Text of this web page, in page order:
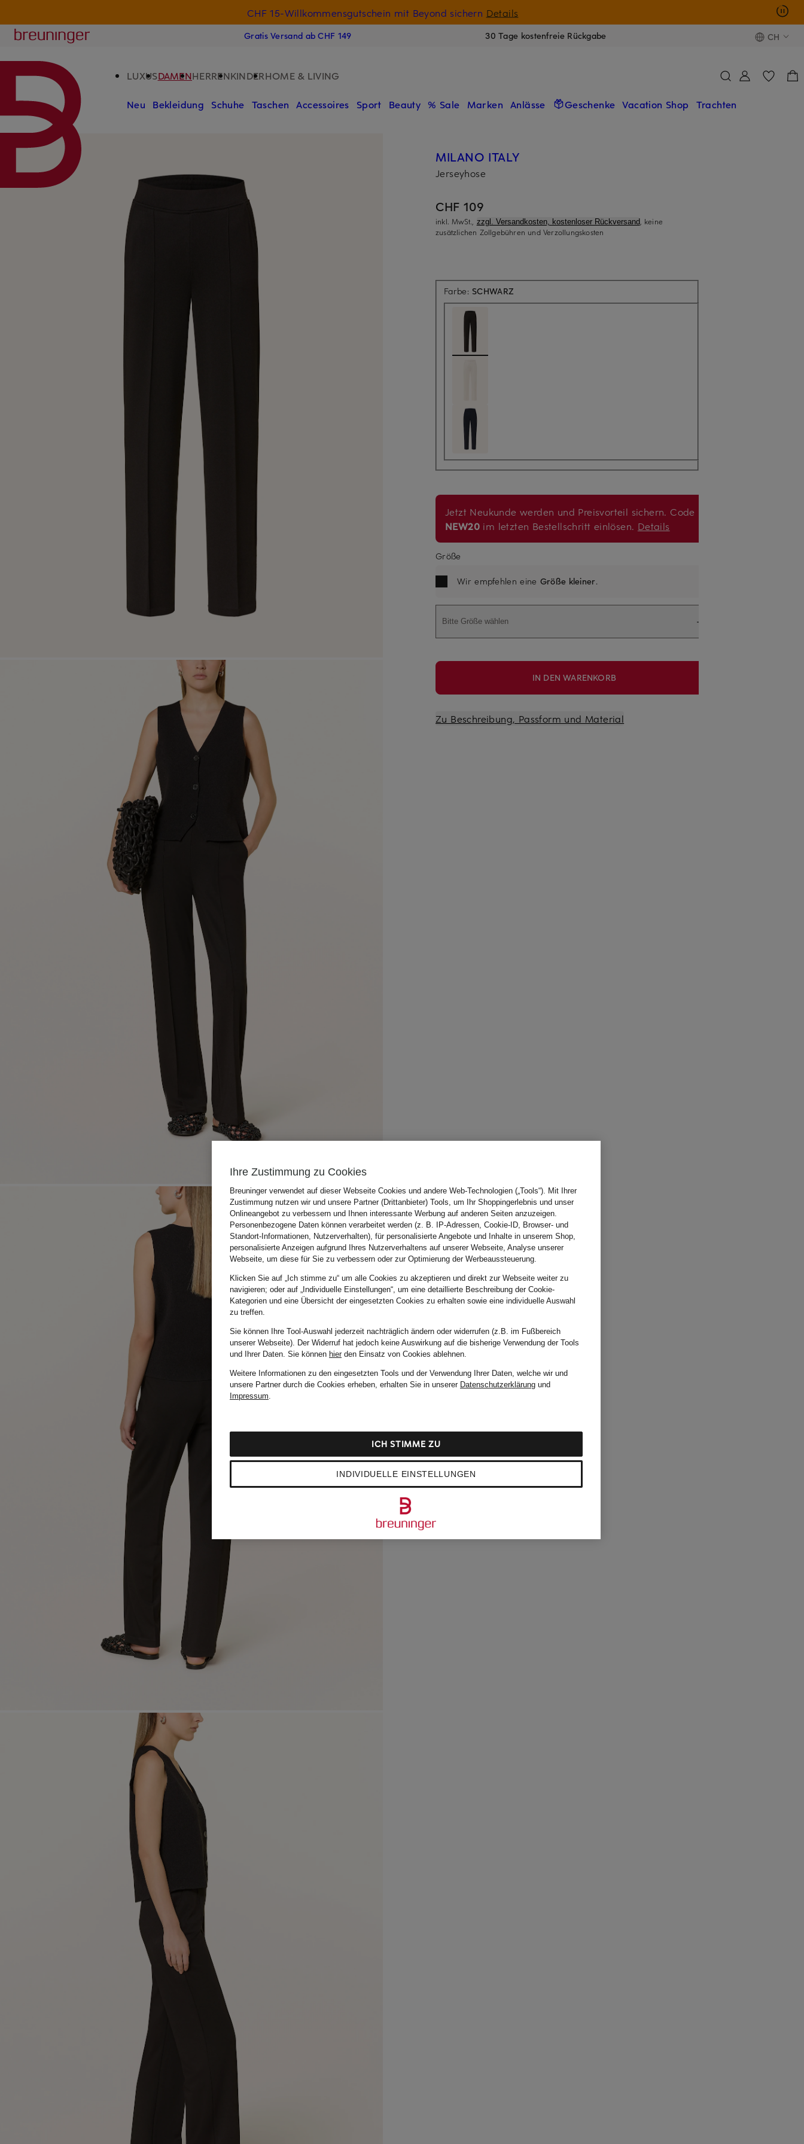
CHF 15-Willkommensgutschein mit Beyond sichern Details
Breuninger
Gratis Versand ab CHF 149 30 Tage kostenfreie Rückgabe CH
LUXUSDAMENHERRENKINDERHOME & LIVING
Neu Bekleidung Schuhe Taschen Accessoires Sport Beauty % Sale Marken Anlässe Geschenke Vacation Shop Trachten
MILANO ITALY
Jerseyhose
CHF 109
inkl. MwSt., zzgl. Versandkosten, kostenloser Rückversand, keine
zusätzlichen Zollgebühren und Verzollungskosten
Farbe: SCHWARZ
Jetzt Neukunde werden und Preisvorteil sichern. Code
NEW20 im letzten Bestellschritt einlösen. Details
Größe
Wir empfehlen eine Größe kleiner.
Bitte Größe wählen
IN DEN WARENKORB
Zu Beschreibung, Passform und Material
Ihre Zustimmung zu Cookies
Breuninger verwendet auf dieser Webseite Cookies und andere Web-Technologien („Tools“). Mit Ihrer
Zustimmung nutzen wir und unsere Partner (Drittanbieter) Tools, um Ihr Shoppingerlebnis und unser
Onlineangebot zu verbessern und Ihnen interessante Werbung auf anderen Seiten anzuzeigen.
Personenbezogene Daten können verarbeitet werden (z. B. IP-Adressen, Cookie-ID, Browser- und
Standort-Informationen, Nutzerverhalten), für personalisierte Angebote und Inhalte in unserem Shop,
personalisierte Anzeigen aufgrund Ihres Nutzerverhaltens auf unserer Webseite, Analyse unserer
Webseite, um diese für Sie zu verbessern oder zur Optimierung der Werbeaussteuerung.
Klicken Sie auf „Ich stimme zu“ um alle Cookies zu akzeptieren und direkt zur Webseite weiter zu
navigieren; oder auf „Individuelle Einstellungen“, um eine detaillierte Beschreibung der Cookie-
Kategorien und eine Übersicht der eingesetzten Cookies zu erhalten sowie eine individuelle Auswahl
zu treffen.
Sie können Ihre Tool-Auswahl jederzeit nachträglich ändern oder widerrufen (z.B. im Fußbereich
unserer Webseite). Der Widerruf hat jedoch keine Auswirkung auf die bisherige Verwendung der Tools
und Ihrer Daten. Sie können hierden Einsatz von Cookies ablehnen.
Weitere Informationen zu den eingesetzten Tools und der Verwendung Ihrer Daten, welche wir und
unsere Partner durch die Cookies erheben, erhalten Sie in unserer Datenschutzerklärung und
Impressum.
INDIVIDUELLE EINSTELLUNGEN
ICH STIMME ZU